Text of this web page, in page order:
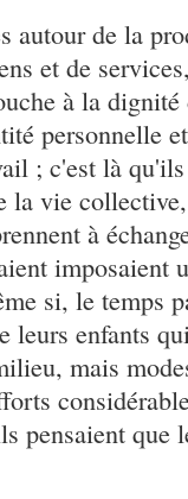
autour de la
et de
à la
personnelle
; c'est là
la vie
à
imposaient
si, le temps
leurs enfants
mais
pensaient que